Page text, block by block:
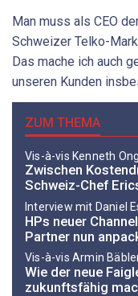
Man muss als CEO
Schweizer Telko-
Das mache ich auch
unseren Kunden
ZUM THEMA
Vis-à-vis Kenneth Ong
Zwischen
Schweiz-Chef
Interview mit Daniel
HPs neuer
Partner nun
Vis-à-vis Armin
Wie der neue
zukunftsfähig